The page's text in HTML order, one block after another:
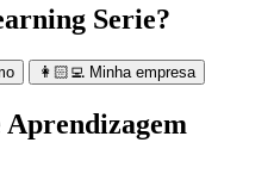
Serie?
👩🏻‍💻 Minha empresa
Aprendizagem